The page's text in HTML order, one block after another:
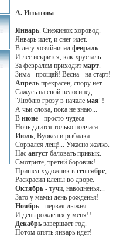
А. Игнатова
Январь. Снежинок хоровод.
Январь идет, и снег идет.
В лесу хозяйничал февраль-
И лес искрится, как хрусталь.
За февралем приходит март.
Зима - прощай! Весна - на старт!
Апрельпрекрасен, спору нет.
Сажусь на свой велосипед.
"Люблю грозу в начале мая"!
А чьи слова, пока не знаю...
В июне- просто чудеса -
Ночь длится только полчаса.
Июль, Вуокса и рыбалка.
Сорвался лещ!... Ужасно жалко.
Нас августбаловать привык.
Смотрите, третий боровик!
Пришел художник в сентябре,
Раскрасил клены во дворе.
Октябрь- тучи, наводненья...
Зато у мамы день рожденья!
Ноябрь- первая лыжня
И день рожденья у меня!!
Декабрьзавершает год.
Потом опять январь идет!